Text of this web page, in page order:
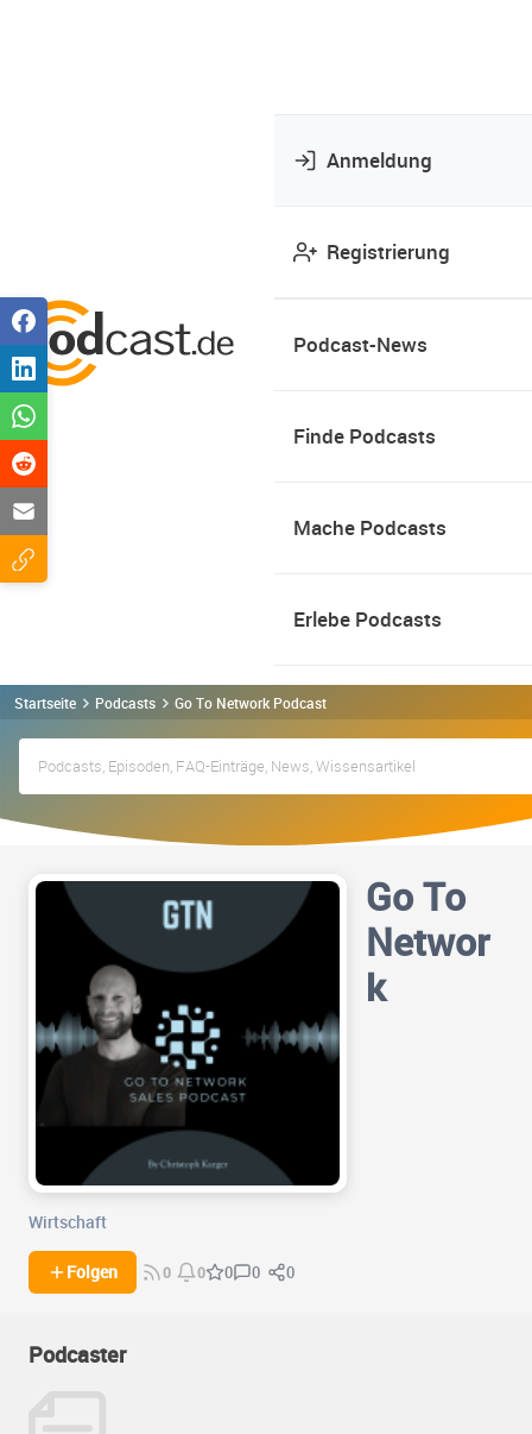
Anmeldung
Registrierung
Podcast-News
Finde Podcasts
Mache Podcasts
Erlebe Podcasts
Startseite Podcasts Go To Network Podcast
Go To
Networ
k
Wirtschaft
Folgen 0 0 0 0 0
Podcaster